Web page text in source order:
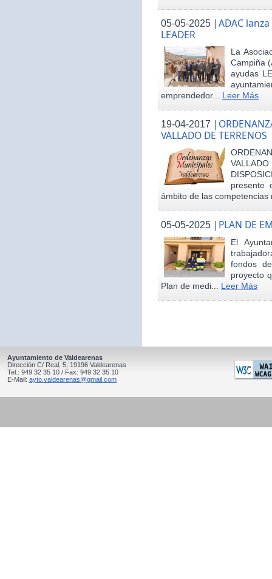
05-05-2025 |ADAC
LEADER
La
Campiña
ayudas
emprendedor... Leer Más
19-04-2017 |
VALLADO DE TERRENOS
presente
ámbito de las
05-05-2025 | PLAN DE
El
fondos
proyecto
Plan de medi... Leer Más
Ayuntamiento de Valdearenas
Dirección C/ Real, 5, 19196 Valdearenas
Tel.: 949 32 35 10 / Fax: 949 32 35 10
E-Mail: ayto.valdearenas@gmail.com